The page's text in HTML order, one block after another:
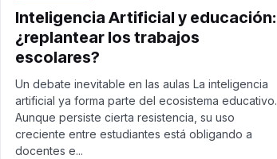
Inteligencia Artificial y educación:
¿replantear los trabajos
escolares?
Un debate inevitable en las aulas La inteligencia
artificial ya forma parte del ecosistema educativo.
Aunque persiste cierta resistencia, su uso
creciente entre estudiantes está obligando a
docentes e...